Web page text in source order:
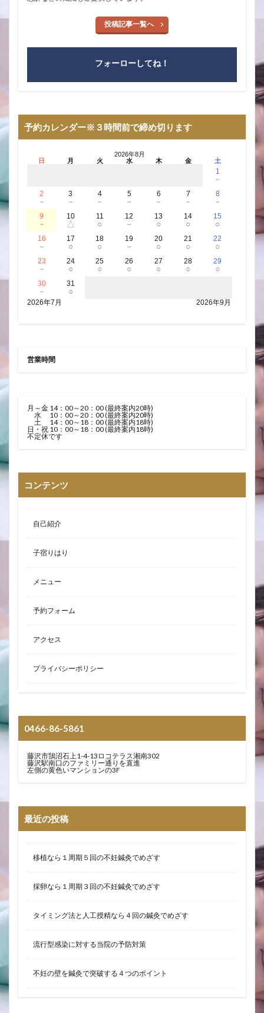
投稿記事一覧へ
フォーローしてね！
予約カレンダー※３時間前で締め切ります
2026年8月
日
月 火 水 木 金 土
1
－
2
－
3
－
4
－
5
－
6
－
7
－
8
－
9
－
10
△
11
○
12
－
13
○
14
○
15
○
16
－
17
○
18
○
19
－
20
○
21
○
22
○
23
－
24
○
25
○
26
○
27
○
28
○
29
○
30
－
31
○
2026年7月 2026年9月
営業時間
月～金 14：00～20：00 (最終案内20時)
水 10：00～20：00 (最終案内20時)
土 14：00～18：00 (最終案内18時)
日・祝 10：00～18：00 (最終案内18時)
不定休です
コンテンツ
自己紹介
子宿りはり
メニュー
予約フォーム
アクセス
プライバシーポリシー
0466-86-5861
藤沢市鵠沼石上1-4-13ロコテラス湘南302
藤沢駅南口のファミリー通りを直進
左側の黄色いマンションの3F
最近の投稿
移植なら１周期５回の不妊鍼灸でめざす
採卵なら１周期３回の不妊鍼灸でめざす
タイミング法と人工授精なら４回の鍼灸でめざす
流行型感染に対する当院の予防対策
不妊の壁を鍼灸で突破する４つのポイント